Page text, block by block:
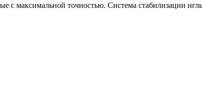
с максимальной точностью. Система стабилизации